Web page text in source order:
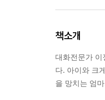
책소개
대화전문가
다. 아이와 크
을 망치는 엄